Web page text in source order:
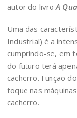
autor do livro A
Uma das
Industrial) é a
cumprindo-se, em
do futuro terá
cachorro. Função
toque nas
cachorro.